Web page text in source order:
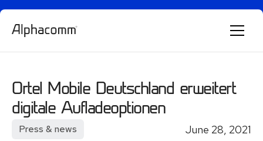
Ortel Mobile Deutschland erweitert
digitale Aufladeoptionen
Press & news June 28, 2021
Alphie AI